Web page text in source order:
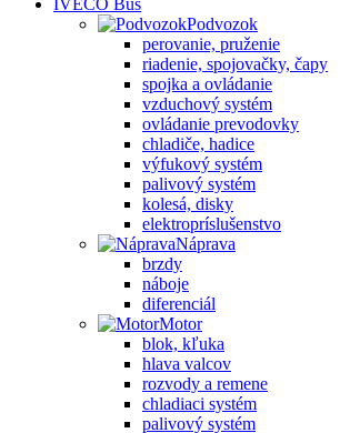
IVECO Bus
Podvozok
perovanie, pruženie
riadenie, spojovačky, čapy
spojka a ovládanie
vzduchový systém
ovládanie prevodovky
chladiče, hadice
výfukový systém
palivový systém
kolesá, disky
elektropríslušenstvo
Náprava
brzdy
náboje
diferenciál
Motor
blok, kľuka
hlava valcov
rozvody a remene
chladiaci systém
palivový systém